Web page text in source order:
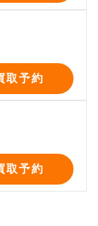
取予約
取予約